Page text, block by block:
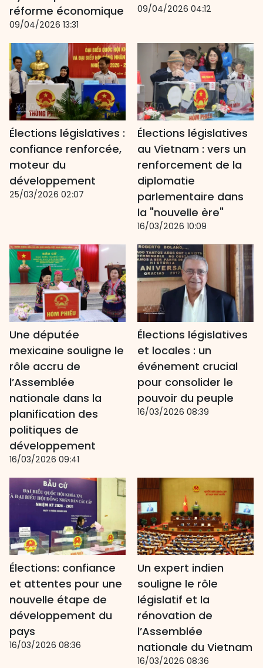
réforme économique
09/04/2026 13:31
09/04/2026 04:12
Élections législatives :
confiance renforcée,
moteur du
développement
25/03/2026 02:07
Élections législatives
au Vietnam : vers un
renforcement de la
diplomatie
parlementaire dans
la "nouvelle ère"
16/03/2026 10:09
Une députée
mexicaine souligne le
rôle accru de
l’Assemblée
nationale dans la
planification des
politiques de
développement
16/03/2026 09:41
Élections législatives
et locales : un
événement crucial
pour consolider le
pouvoir du peuple
16/03/2026 08:39
Élections: confiance
et attentes pour une
nouvelle étape de
développement du
pays
16/03/2026 08:36
Un expert indien
souligne le rôle
législatif et la
rénovation de
l’Assemblée
nationale du Vietnam
16/03/2026 08:36